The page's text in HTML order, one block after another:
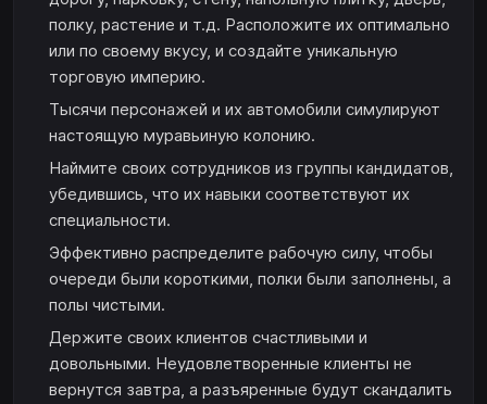
полку, растение и т.д. Расположите их оптимально
или по своему вкусу, и создайте уникальную
торговую империю.
Тысячи персонажей и их автомобили симулируют
настоящую муравьиную колонию.
Наймите своих сотрудников из группы кандидатов,
убедившись, что их навыки соответствуют их
специальности.
Эффективно распределите рабочую силу, чтобы
очереди были короткими, полки были заполнены, а
полы чистыми.
Держите своих клиентов счастливыми и
довольными. Неудовлетворенные клиенты не
вернутся завтра, а разъяренные будут скандалить